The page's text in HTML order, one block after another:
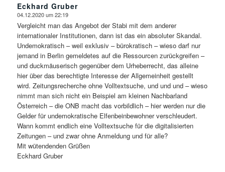
Eckhard Gruber
sagte:
04.12.2020 um 22:19
Vergleicht man das Angebot der Stabi mit dem anderer
internationaler Institutionen, dann ist das ein absoluter Skandal.
Undemokratisch – weil exklusiv – bürokratisch – wieso darf nur
jemand in Berlin gemeldetes auf die Ressourcen zurückgreifen –
und duckmäuserisch gegenüber dem Urheberrecht, das alleine
hier über das berechtigte Interesse der Allgemeinheit gestellt
wird. Zeitungsrecherche ohne Volltextsuche, und und und – wieso
nimmt man sich nicht ein Beispiel am kleinen Nachbarland
Österreich – die ONB macht das vorbildlich – hier werden nur die
Gelder für undemokratische Elfenbeinbewohner verschleudert.
Wann kommt endlich eine Volltextsuche für die digitalisierten
Zeitungen – und zwar ohne Anmeldung und für alle?
Mit wütendenden Grüßen
Eckhard Gruber